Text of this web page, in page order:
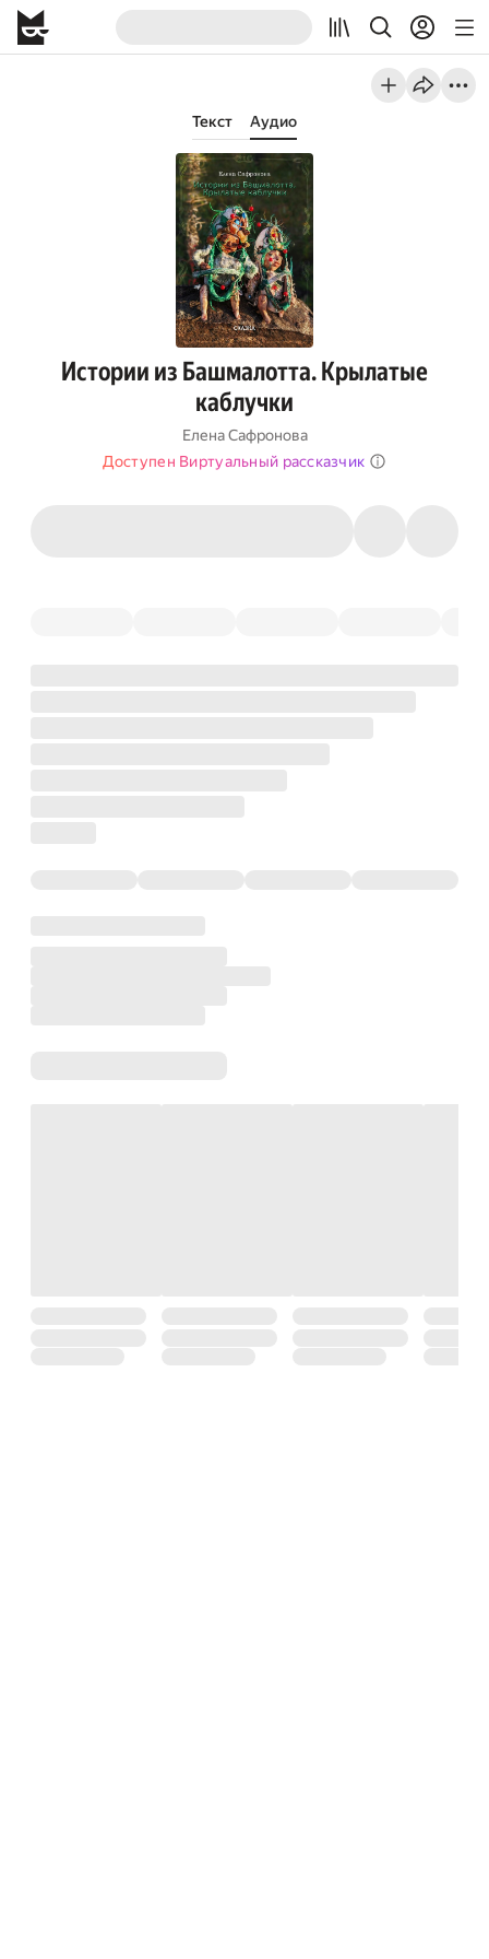
Текст Аудио
Истории из Башмалотта. Крылатые
каблучки
Елена Сафронова
Доступен Виртуальный рассказчик